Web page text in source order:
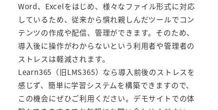
Word、Excelをはじめ、様々なファイル形式に対応
しているため、従来から慣れ親しんだツールでコン
テンツの作成や配信、管理ができます。そのため、
導入後に操作がわからないという利用者や管理者の
ストレスは軽減されます。
Learn365（旧LMS365） なら導入前後のストレスを
感じず、簡単に学習システムを構築できますので、
この機会にぜひご利用ください。デモサイトでの体